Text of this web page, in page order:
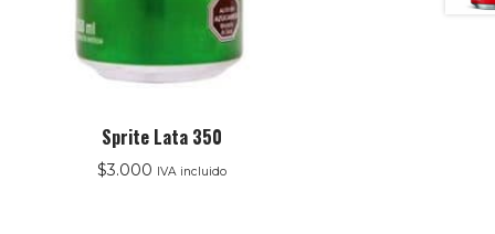
Sprite Lata 350
$3.000 IVA incluido